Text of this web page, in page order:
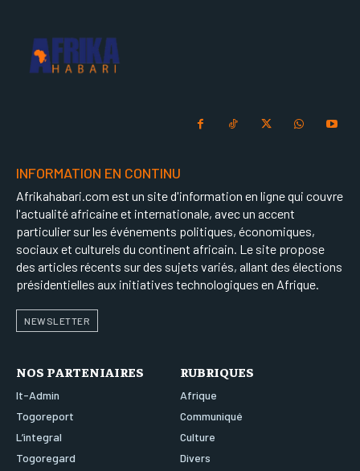
INFORMATION EN CONTINU
Afrikahabari.com est un site d'information en ligne qui couvre
l'actualité africaine et internationale, avec un accent
particulier sur les événements politiques, économiques,
sociaux et culturels du continent africain. Le site propose
des articles récents sur des sujets variés, allant des élections
présidentielles aux initiatives technologiques en Afrique.
NEWSLETTER
NOS PARTENIAIRES
It-Admin
Togoreport
L’integral
Togoregard
RUBRIQUES
Afrique
Communiqué
Culture
Divers